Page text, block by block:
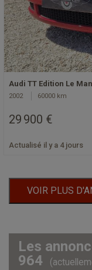
Audi TT Edition Le
2002 60000 km
29 900 €
Actualisé il y a 4 jours
VOIR PLUS
Les
964